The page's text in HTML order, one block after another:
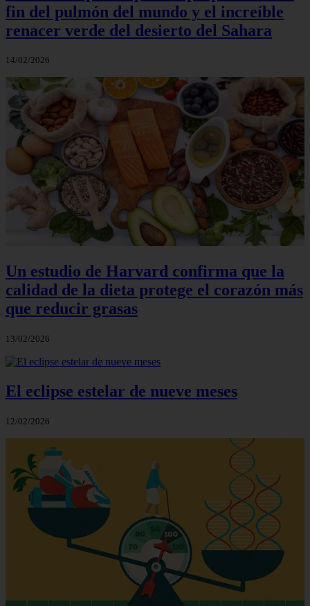
fin del pulmón del mundo y el increíble
renacer verde del desierto del Sahara
14/02/2026
Un estudio de Harvard confirma que la
calidad de la dieta protege el corazón más
que reducir grasas
13/02/2026
El eclipse estelar de nueve meses
12/02/2026